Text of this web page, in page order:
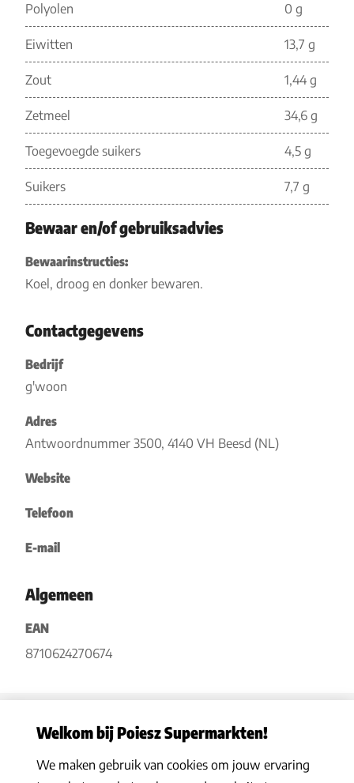
Polyolen 0 g
Eiwitten 13,7 g
Zout 1,44 g
Zetmeel 34,6 g
Toegevoegde suikers 4,5 g
Suikers 7,7 g
Bewaar en/of gebruiksadvies
Bewaarinstructies:
Koel, droog en donker bewaren.
Contactgegevens
Bedrijf
g'woon
Adres
Antwoordnummer 3500, 4140 VH Beesd (NL)
Website
Telefoon
E-mail
Algemeen
EAN
8710624270674
Privacy statement|Algemene voorwaarden |Hoe werkt het |
Welkom bij Poiesz Supermarkten!
We maken gebruik van cookies om jouw ervaring